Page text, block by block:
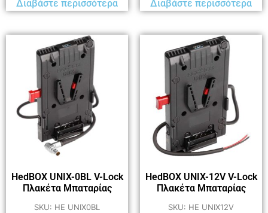
Διαβάστε περισσότερα Διαβάστε περισσότερα
HedBOX UNIX-0BL V-Lock
Πλακέτα Μπαταρίας
SKU: HE UNIX0BL
HedBOX UNIX-12V V-Lock
Πλακέτα Μπαταρίας
SKU: HE UNIX12V